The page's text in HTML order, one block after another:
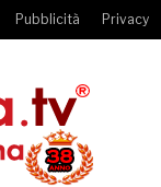
Pubblicità Privacy